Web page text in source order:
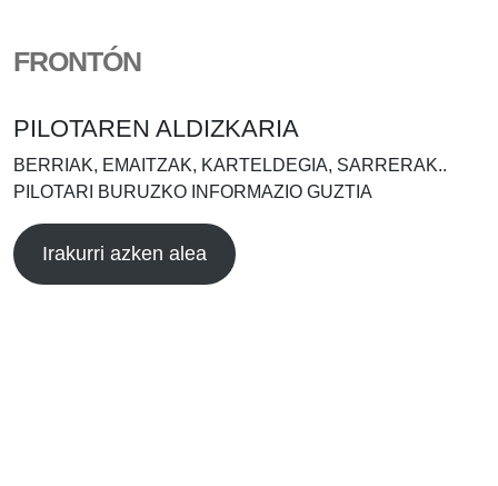
FRONTÓN
PILOTAREN ALDIZKARIA
BERRIAK, EMAITZAK, KARTELDEGIA, SARRERAK..
PILOTARI BURUZKO INFORMAZIO GUZTIA
Irakurri azken alea